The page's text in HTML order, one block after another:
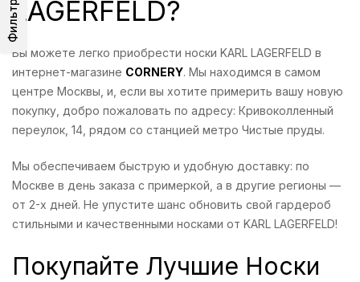
Фильтр
LAGERFELD?
Вы можете легко приобрести носки KARL LAGERFELD в
интернет-магазине CORNERY. Мы находимся в самом
центре Москвы, и, если вы хотите примерить вашу новую
покупку, добро пожаловать по адресу: Кривоколленный
переулок, 14, рядом со станцией метро Чистые пруды.
Мы обеспечиваем быструю и удобную доставку: по
Москве в день заказа с примеркой, а в другие регионы —
от 2-х дней. Не упустите шанс обновить свой гардероб
стильными и качественными носками от KARL LAGERFELD!
Покупайте Лучшие Носки